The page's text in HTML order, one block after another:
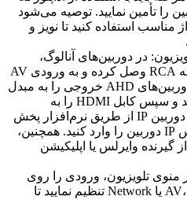
را تأمین نمایید. توصیه می‌شود
مناسب استفاده کنید تا نویز و
در دوربین‌های آنالوگ،
خروجی BNC را با مبدل به RCA وصل کرده و به ورودی AV
تلویزیون متصل کنید. در دوربین‌های AHD خروجی را به مبدل
AHD-to-HDMI وصل کنید و سپس کابل HDMI را به
تلویزیون متصل نمایید. در دوربین IP از طریق نرم‌افزار پخش
تصویر در Smart TV، آدرس IP دوربین را وارد کنید. همچنین،
گیرنده وایرلس یا اپلیکیشن
منوی تلویزیون، ورودی را روی
پورت متصل شده AV، HDMI یا Network تنظیم نمایید تا